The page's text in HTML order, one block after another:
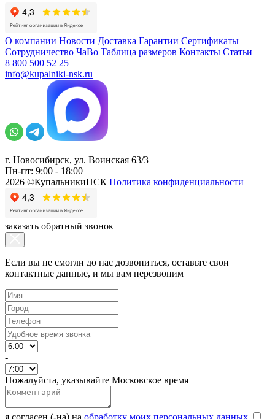
О компании Новости Доставка Гарантии Сертификаты
Сотрудничество ЧаВо Таблица размеров Контакты Статьи
8 800 500 52 25
info@kupalniki-nsk.ru
г. Новосибирск, ул. Воинская 63/3
Пн-пт: 9:00 - 18:00
2026 ©КупальникиНСК Политика конфиденциальности
заказать обратный звонок
Если вы не смогли до нас дозвониться, оставьте свои
контактные данные, и мы вам перезвоним
-
Пожалуйста, указывайте Московское время
я согласен (-на) на обработку моих персональных данных